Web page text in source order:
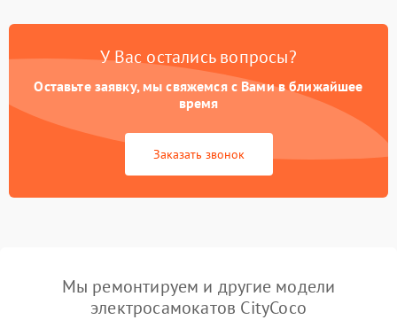
У Вас остались вопросы?
Оставьте заявку, мы свяжемся с Вами в ближайшее
время
Заказать звонок
Мы ремонтируем и другие модели
электросамокатов CityCoco